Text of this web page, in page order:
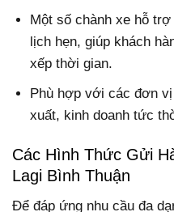
Một số chành xe hỗ
lịch hẹn, giúp khách
xếp thời gian.
Phù hợp với các đơn
xuất, kinh doanh tức
Các Hình Thức Gửi
Lagi Bình Thuận
Để đáp ứng nhu cầu đa